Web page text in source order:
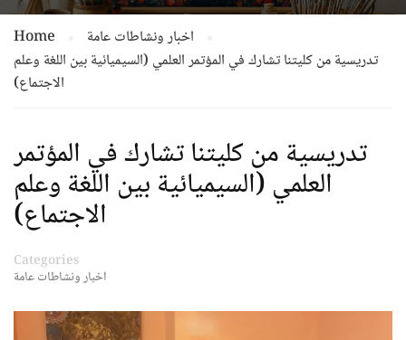
Home
اخبار ونشاطات عامة
تدريسية من كليتنا تشارك في المؤتمر العلمي (السيميائية بين اللغة وعلم
الاجتماع)
تدريسية من كليتنا تشارك في المؤتمر
العلمي (السيميائية بين اللغة وعلم
الاجتماع)
Categories
اخبار ونشاطات عامة